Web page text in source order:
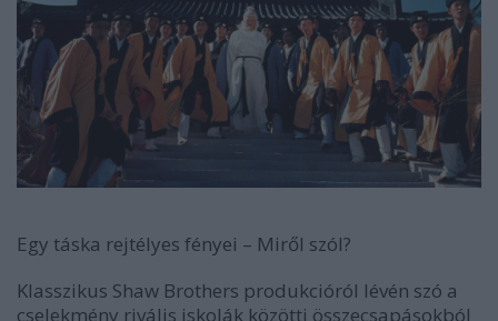
Egy táska rejtélyes fényei – Miről szól?
Klasszikus Shaw Brothers produkcióról lévén szó a
cselekmény rivális iskolák közötti összecsapásokból